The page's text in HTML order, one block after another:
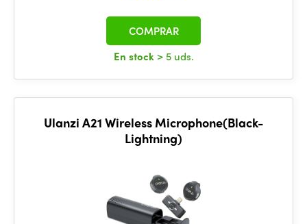
En stock > 5 uds.
COMPRAR
Ulanzi A21 Wireless Microphone(Black-
Lightning)